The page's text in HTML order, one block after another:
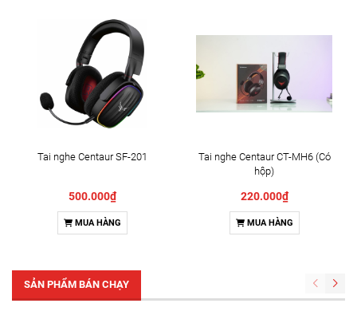
Tai nghe Centaur SF-201
500.000₫
MUA HÀNG
Tai nghe Centaur CT-MH6 (Có
hộp)
220.000₫
MUA HÀNG
SẢN PHẨM BÁN CHẠY